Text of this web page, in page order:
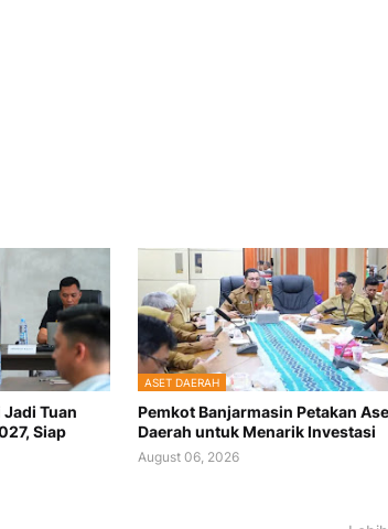
Tuan
Siap
ASET DAERAH
Pemkot Banjarmasin Petakan
Daerah untuk Menarik Investasi
August 06, 2026